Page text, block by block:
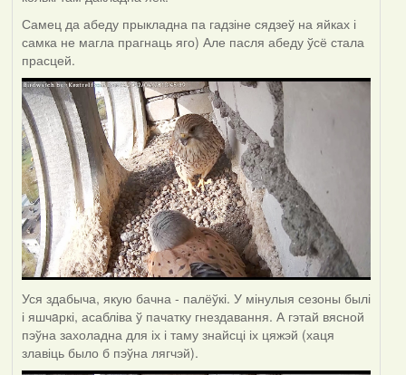
Самец да абеду прыкладна па гадзіне сядзеў на яйках і
самка не магла прагнаць яго) Але пасля абеду ўсё стала
прасцей.
Уся здабыча, якую бачна - палёўкі. У мінулыя сезоны былі
і яшчaркі, асабліва ў пачатку гнездавання. А гэтай вясной
пэўна захоладна для іх і таму знайсці іх цяжэй (хаця
злавіць было б пэўна лягчэй).